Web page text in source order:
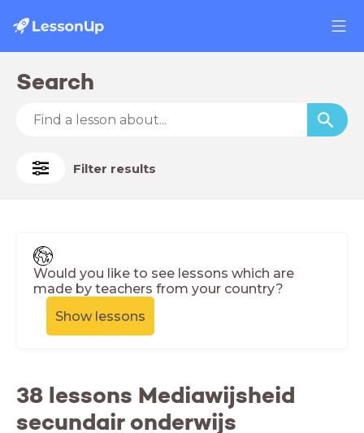
Search
Filter results
Would you like to see lessons which are
made by teachers from your country?
Show lessons
38 lessons Mediawijsheid
secundair onderwijs